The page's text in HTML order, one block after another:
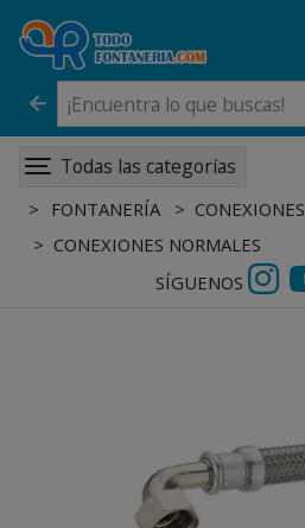
Todas las categorías
FONTANERÍA
CONEXIONES
CONEXIONES NORMALES
SÍGUENOS